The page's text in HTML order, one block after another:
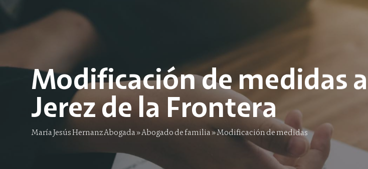
Modificación de medidas
Jerez de la Frontera
María Jesús Hernanz Abogada»Abogado de familia»Modificación de medidas